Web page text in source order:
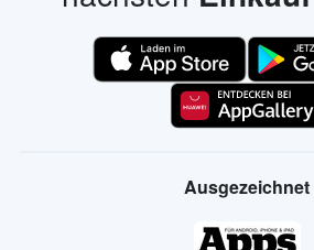
Ausgezeichnet